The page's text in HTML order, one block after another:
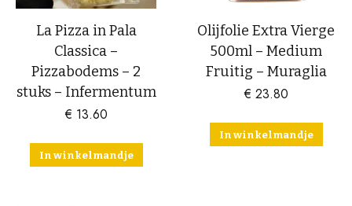
La Pizza in Pala
Classica –
Pizzabodems – 2
stuks – Infermentum
€ 13.60
In winkelmandje
Olijfolie Extra Vierge
500ml – Medium
Fruitig – Muraglia
€ 23.80
In winkelmandje